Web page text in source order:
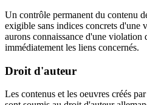
Un contrôle permanent du contenu
exigible sans indices concrets d'une
aurons connaissance d'une violation
immédiatement les liens concernés.
Droit d'auteur
Les contenus et les oeuvres créés